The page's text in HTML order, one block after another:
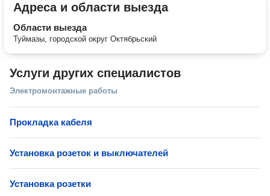
Адреса и области выезда
Области выезда
Туймазы, городской округ Октябрьский
Услуги других специалистов
Электромонтажные работы
Прокладка кабеля
Установка розеток и выключателей
Установка розетки